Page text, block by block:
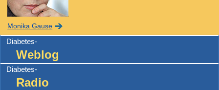
Monika Gause
Diabetes-
Weblog
Diabetes-
Radio